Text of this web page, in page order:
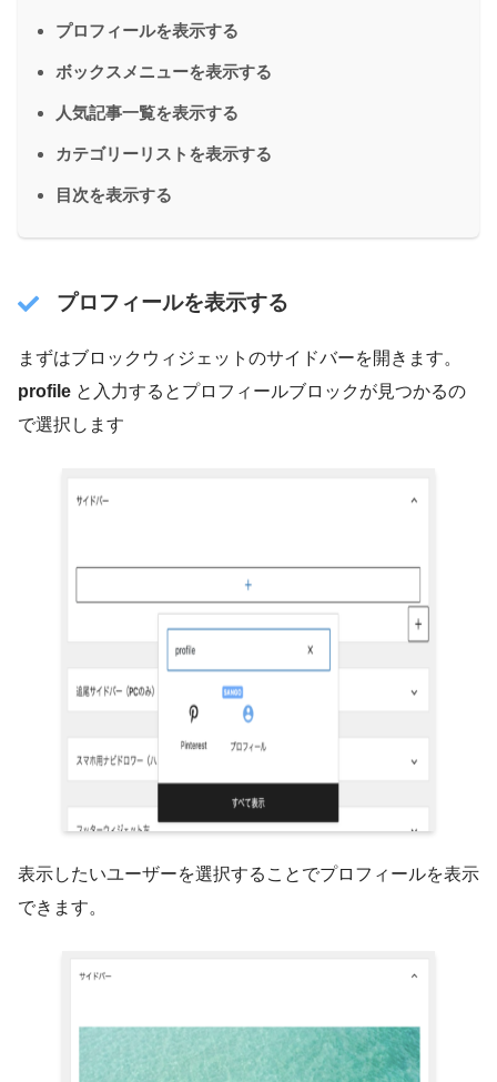
プロフィールを表示する
ボックスメニューを表示する
人気記事一覧を表示する
カテゴリーリストを表示する
目次を表示する
プロフィールを表示する
まずはブロックウィジェットのサイドバーを開きます。
profile と入力するとプロフィールブロックが見つかるの
で選択します
表示したいユーザーを選択することでプロフィールを表示
できます。